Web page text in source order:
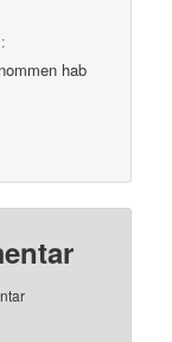
:
hab